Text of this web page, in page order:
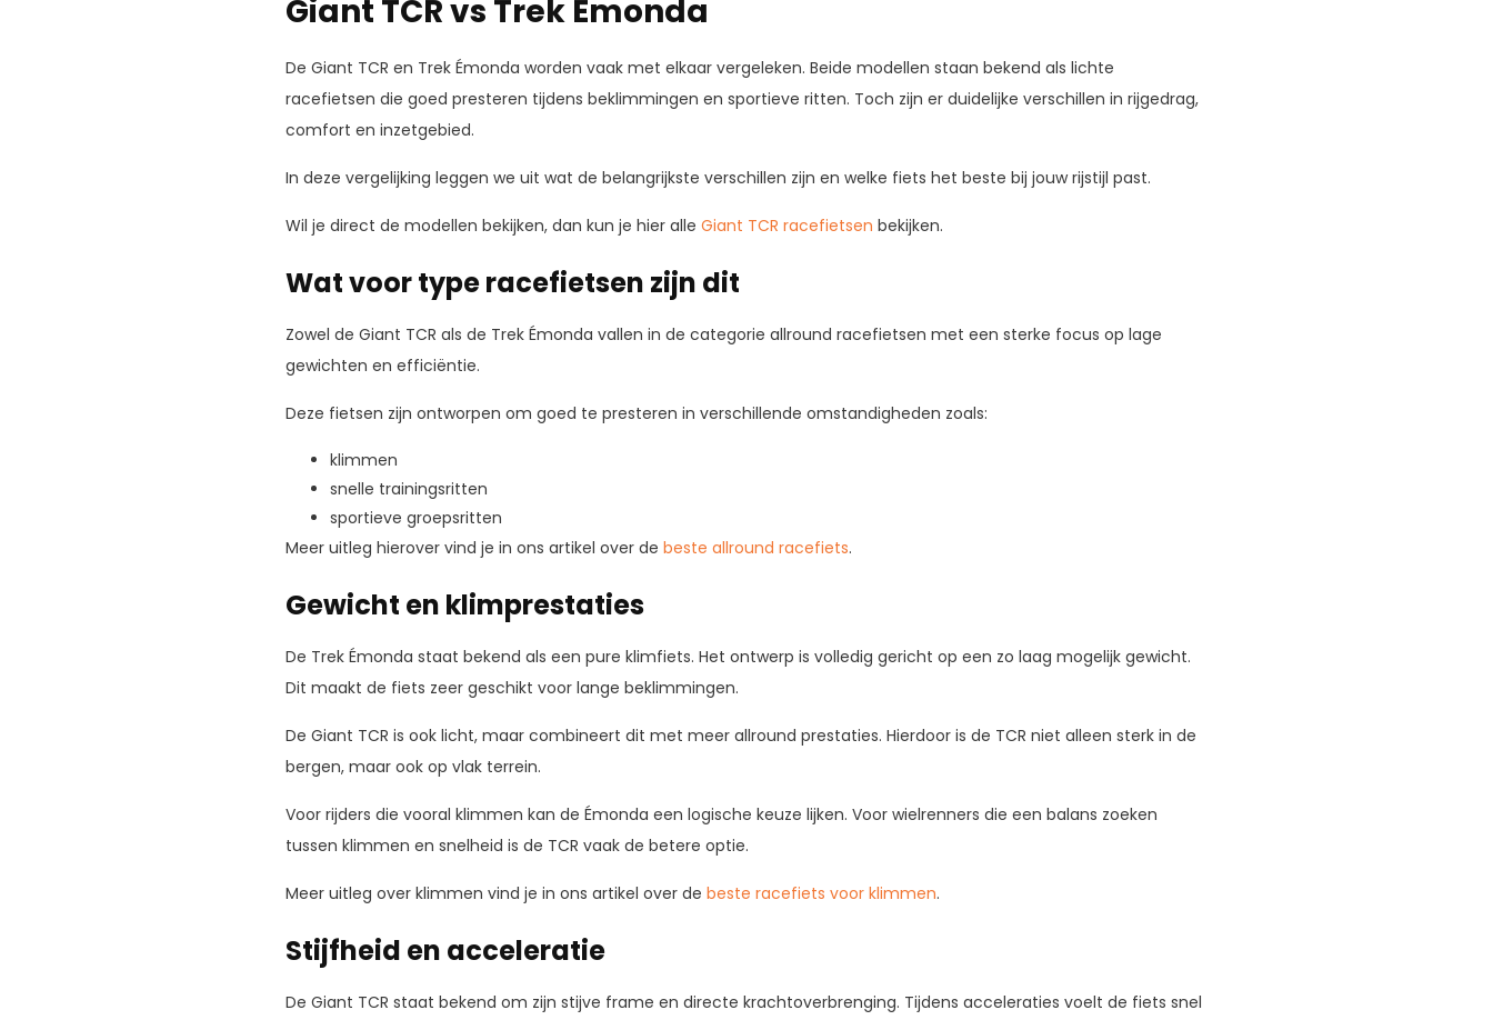
Giant TCR vs Trek Émonda
De Giant TCR en Trek Émonda worden vaak met elkaar vergeleken. Beide modellen staan bekend als lichte
racefietsen die goed presteren tijdens beklimmingen en sportieve ritten. Toch zijn er duidelijke verschillen in rijgedrag,
comfort en inzetgebied.
In deze vergelijking leggen we uit wat de belangrijkste verschillen zijn en welke fiets het beste bij jouw rijstijl past.
Wil je direct de modellen bekijken, dan kun je hier alleGiant TCR racefietsen bekijken.
Wat voor type racefietsen zijn dit
Zowel de Giant TCR als de Trek Émonda vallen in de categorie allround racefietsen met een sterke focus op lage
gewichten en efficiëntie.
Deze fietsen zijn ontworpen om goed te presteren in verschillende omstandigheden zoals:
klimmen
snelle trainingsritten
sportieve groepsritten
Meer uitleg hierover vind je in ons artikel over debeste allround racefiets.
Gewicht en klimprestaties
De Trek Émonda staat bekend als een pure klimfiets. Het ontwerp is volledig gericht op een zo laag mogelijk gewicht.
Dit maakt de fiets zeer geschikt voor lange beklimmingen.
De Giant TCR is ook licht, maar combineert dit met meer allround prestaties. Hierdoor is de TCR niet alleen sterk in de
bergen, maar ook op vlak terrein.
Voor rijders die vooral klimmen kan de Émonda een logische keuze lijken. Voor wielrenners die een balans zoeken
tussen klimmen en snelheid is de TCR vaak de betere optie.
Meer uitleg over klimmen vind je in ons artikel over debeste racefiets voor klimmen.
Stijfheid en acceleratie
De Giant TCR staat bekend om zijn stijve frame en directe krachtoverbrenging. Tijdens acceleraties voelt de fiets snel